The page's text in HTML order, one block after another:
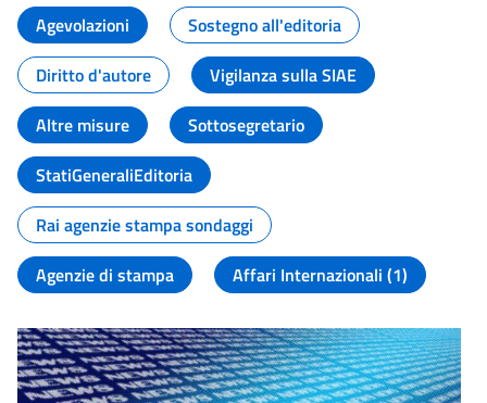
Agevolazioni
Sostegno all'editoria
Diritto d'autore
Vigilanza sulla SIAE
Altre misure
Sottosegretario
StatiGeneraliEditoria
Rai agenzie stampa sondaggi
Agenzie di stampa
Affari Internazionali (1)